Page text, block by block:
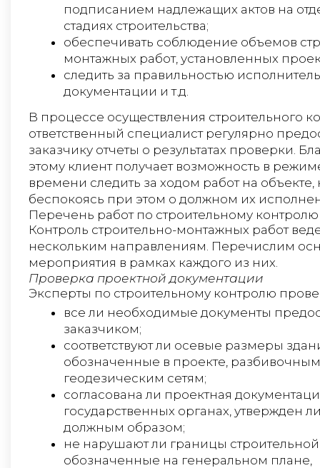
подписанием надлежащих актов на
стадиях строительства;
обеспечивать соблюдение объемов
монтажных работ, установленных
следить за правильностью
документации и т.д.
В процессе осуществления строительного
ответственный специалист регулярно
заказчику отчеты о результатах проверки.
этому клиент получает возможность в
времени следить за ходом работ на объекте,
беспокоясь при этом о должном их
Перечень работ по строительному контролю
Контроль строительно-монтажных работ
нескольким направлениям. Перечислим
мероприятия в рамках каждого из них.
Проверка проектной документации
Эксперты по строительному контролю
все ли необходимые документы
заказчиком;
соответствуют ли осевые размеры
обозначенные в проекте, разбивочным
геодезическим сетям;
согласована ли проектная
государственных органах, утвержден
должным образом;
не нарушают ли границы
обозначенные на генеральном плане,